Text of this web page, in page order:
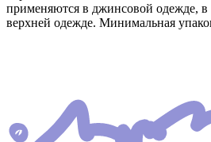
применяются в джинсовой одежде, в
верхней одежде. Минимальная